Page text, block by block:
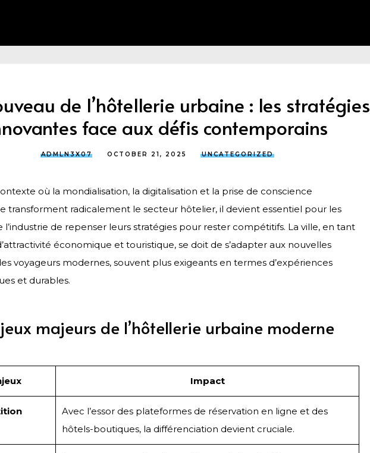
de l’hôtellerie urbaine : les stratégies
face aux défis contemporains
ADMLN3X07 OCTOBER 21, 2025 UNCATEGORIZED
où la mondialisation, la digitalisation et la prise de conscience
transforment radicalement le secteur hôtelier, il devient essentiel pour les
l’industrie de repenser leurs stratégies pour rester compétitifs. La ville, en tant
économique et touristique, se doit de s’adapter aux nouvelles
voyageurs modernes, souvent plus exigeants en termes d’expériences
et durables.
majeurs de l’hôtellerie urbaine moderne
Impact
Avec l’essor des plateformes de réservation en ligne et des
hôtels-boutiques, la différenciation devient cruciale.